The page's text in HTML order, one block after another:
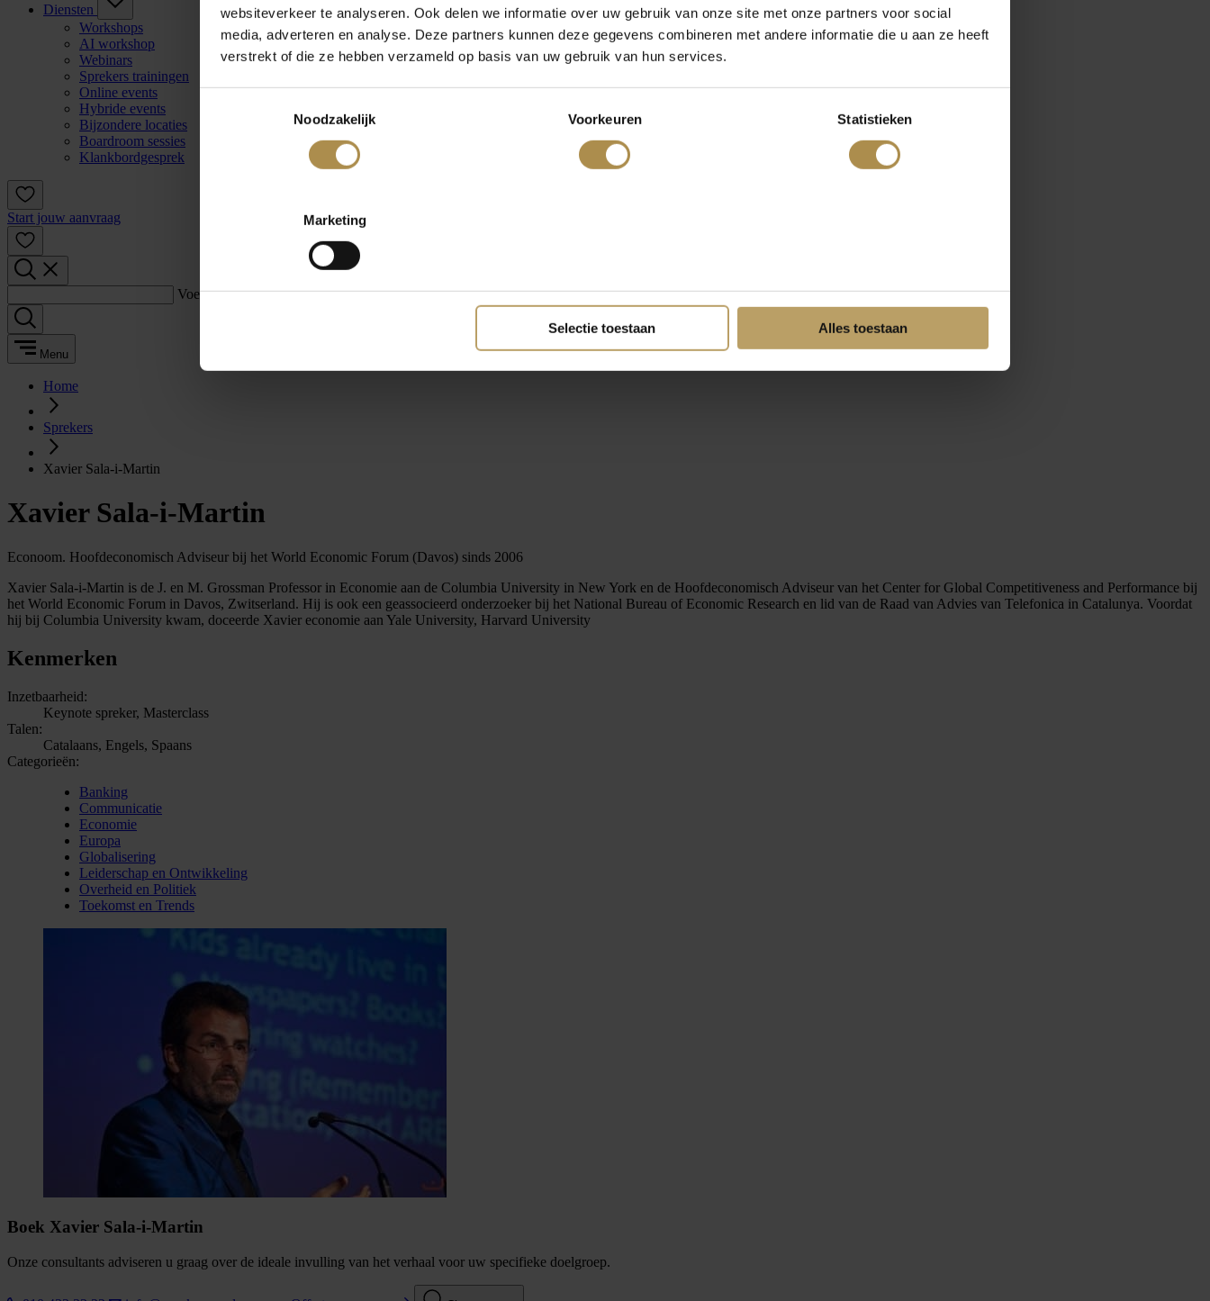
websiteverkeer te analyseren. Ook delen we informatie over uw gebruik van onze site met onze partners voor social
media, adverteren en analyse. Deze partners kunnen deze gegevens combineren met andere informatie die u aan ze heeft
verstrekt of die ze hebben verzameld op basis van uw gebruik van hun services.
Noodzakelijk
Voorkeuren Statistieken
Marketing
Selectie toestaan Alles toestaan
Diensten
Workshops
AI workshop
Webinars
Sprekers trainingen
Online events
Hybride events
Bijzondere locaties
Boardroom sessies
Klankbordgesprek
Start jouw aanvraag
Voer een zoekterm in:
Menu
Home
Sprekers
Xavier Sala-i-Martin
Xavier Sala-i-Martin
Econoom. Hoofdeconomisch Adviseur bij het World Economic Forum (Davos) sinds 2006
Xavier Sala-i-Martin is de J. en M. Grossman Professor in Economie aan de Columbia University in New York en de Hoofdeconomisch Adviseur van het Center for Global Competitiveness and Performance bij
het World Economic Forum in Davos, Zwitserland. Hij is ook een geassocieerd onderzoeker bij het National Bureau of Economic Research en lid van de Raad van Advies van Telefonica in Catalunya. Voordat
hij bij Columbia University kwam, doceerde Xavier economie aan Yale University, Harvard University
Kenmerken
Inzetbaarheid:
Keynote spreker, Masterclass
Talen:
Catalaans, Engels, Spaans
Categorieën:
Banking
Communicatie
Economie
Europa
Globalisering
Leiderschap en Ontwikkeling
Overheid en Politiek
Toekomst en Trends
Boek Xavier Sala-i-Martin
Onze consultants adviseren u graag over de ideale invulling van het verhaal voor uw specifieke doelgroep.